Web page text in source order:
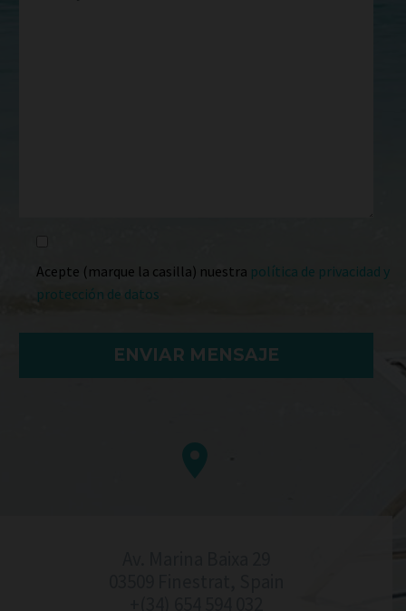
Acepte (marque la casilla) nuestra política de privacidad y
protección de datos

